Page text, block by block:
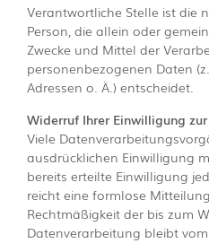
Verantwortliche Stelle ist die
Person, die allein oder
Zwecke und Mittel der
personenbezogenen Daten
Adressen o. Ä.) entscheidet.
Widerruf Ihrer Einwilligung
Viele
ausdrücklichen Einwilligung
bereits erteilte Einwilligung
reicht eine formlose
Rechtmäßigkeit der bis zum
Datenverarbeitung bleibt